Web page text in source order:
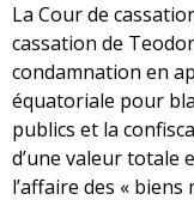
La Cour de
cassation de
condamnation en
équatoriale pour
publics et la
d’une valeur totale
l’affaire des «